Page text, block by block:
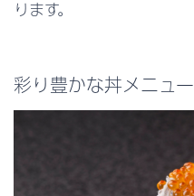
ります。
彩り豊かな丼メニュー